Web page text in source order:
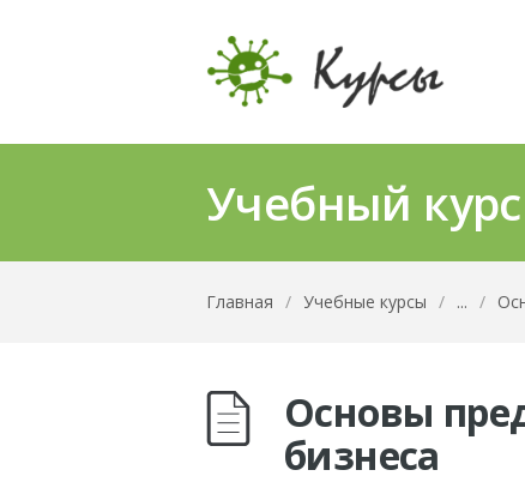
Учебный курс
Главная / Учебные курсы / ... /
Основы
бизнеса